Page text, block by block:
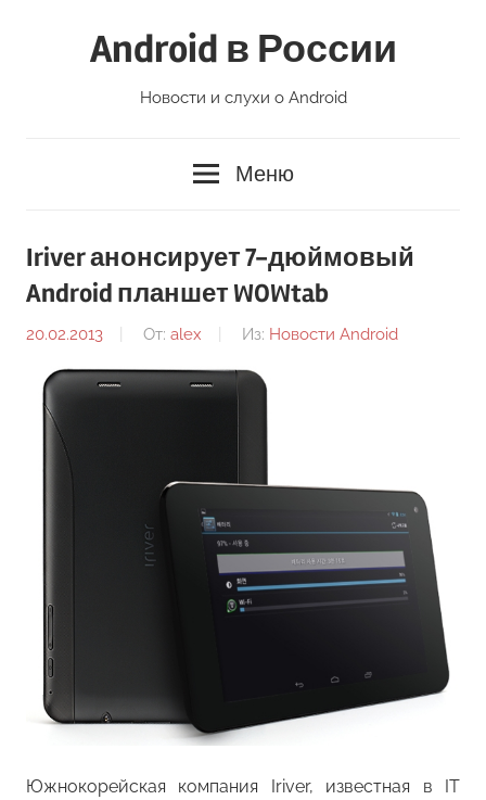
Android в России
Новости и слухи о Android
Меню
Iriver анонсирует 7-дюймовый
Android планшет WOWtab
20.02.2013 От: alex Из: Новости Android
Южнокорейская компания Iriver, известная в IT